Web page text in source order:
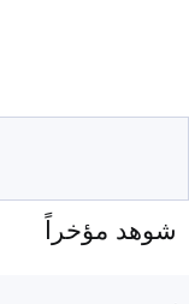
شوهد مؤخراً